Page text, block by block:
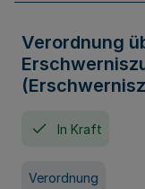
Verordnung
In Kraft
Verordnung